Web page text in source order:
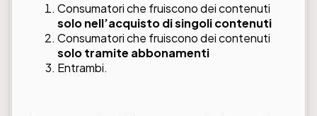
Consumatori che fruiscono dei contenuti
solo nell’acquisto di singoli contenuti
Consumatori che fruiscono dei contenuti
solo tramite abbonamenti
Entrambi.